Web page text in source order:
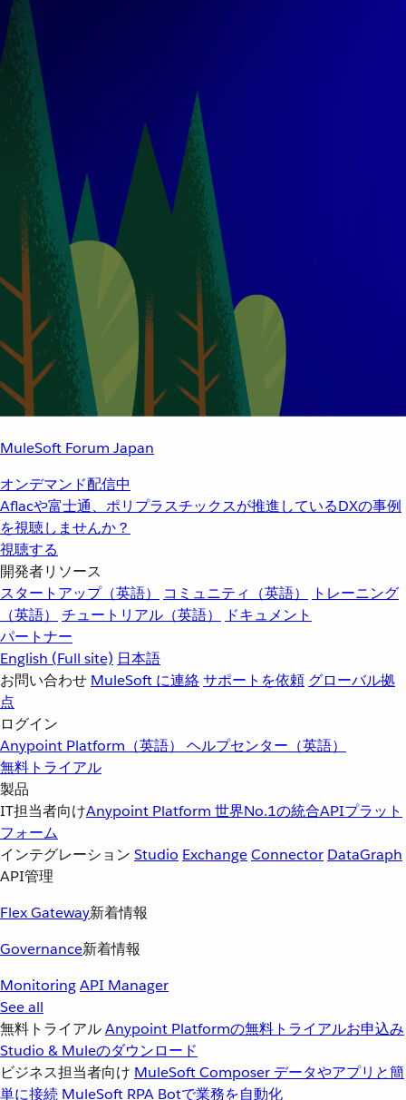
MuleSoft Forum Japan
オンデマンド配信中
Aflacや富士通、ポリプラスチックスが推進しているDXの事例
を視聴しませんか？
視聴する
開発者リソース
スタートアップ（英語）
コミュニティ（英語）
トレーニング
（英語）
チュートリアル（英語）
ドキュメント
パートナー
English (Full site) 日本語
お問い合わせ MuleSoft に連絡サポートを依頼 グローバル拠
点
ログイン
Anypoint Platform（英語） ヘルプセンター（英語）
無料トライアル
製品
IT担当者向けAnypoint Platform 世界No.1の統合APIプラット
フォーム
インテグレーション Studio ExchangeConnector DataGraph
API管理
Flex Gateway新着情報
Governance新着情報
MonitoringAPI Manager
See all
無料トライアルAnypoint Platformの無料トライアルお申込み
Studio & Muleのダウンロード
ビジネス担当者向け MuleSoft Composer データやアプリと簡
単に接続 MuleSoft RPA Botで業務を自動化